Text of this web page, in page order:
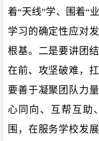
着“天线”学、围着“
学习的确定性应对
根基。二是要讲团
在前、攻坚破难，
要善于凝聚团队力
心同向、互帮互助
围，在服务学校发